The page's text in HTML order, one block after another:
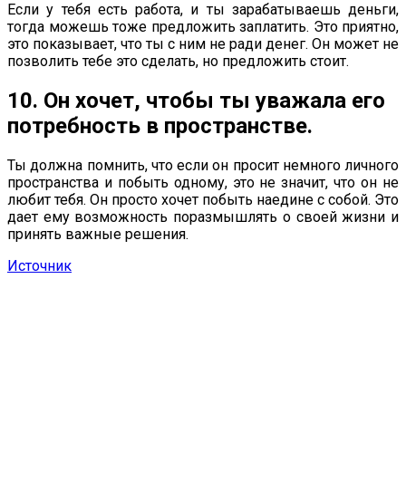
Если у тебя есть работа, и ты зарабатываешь деньги,
тогда можешь тоже предложить заплатить. Это приятно,
это показывает, что ты с ним не ради денег. Он может не
позволить тебе это сделать, но предложить стоит.
10. Он хочет, чтобы ты уважала его
потребность в пространстве.
Ты должна помнить, что если он просит немного личного
пространства и побыть одному, это не значит, что он не
любит тебя. Он просто хочет побыть наедине с собой. Это
дает ему возможность поразмышлять о своей жизни и
принять важные решения.
Источник